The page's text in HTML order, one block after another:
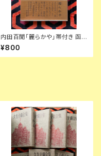
内田百閒「麗らかや」帯付き 函
入り 装幀:藤岡光一 三笠書房
¥800